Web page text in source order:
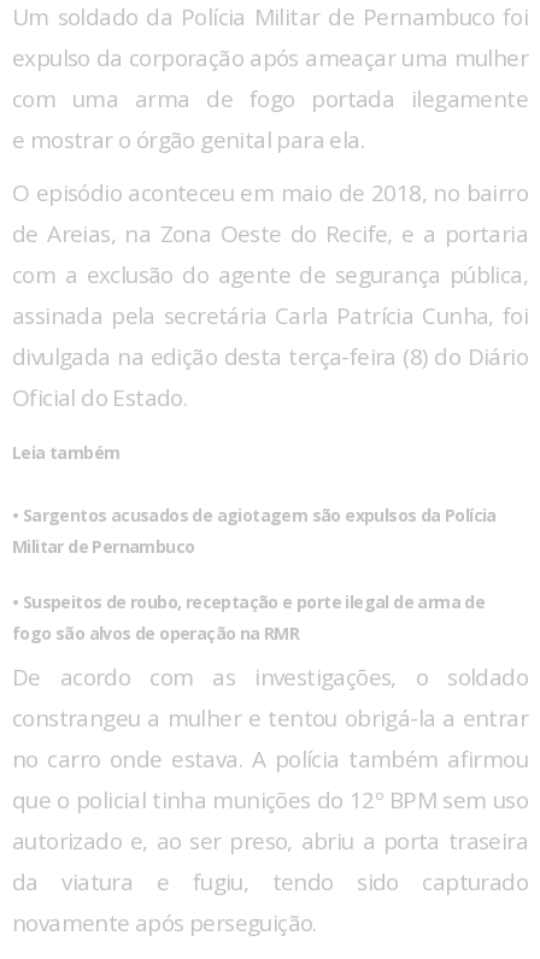
Um soldado da Polícia Militar de Pernambuco foi
expulso da corporação após ameaçar uma mulher
com uma arma de fogo portada ilegamente
e mostrar o órgão genital para ela.
O episódio aconteceu em maio de 2018, no bairro
de Areias, na Zona Oeste do Recife, e a portaria
com a exclusão do agente de segurança pública,
assinada pela secretária Carla Patrícia Cunha, foi
divulgada na edição desta terça-feira (8) do Diário
Oficial do Estado.
Leia também
• Sargentos acusados de agiotagem são expulsos da Polícia
Militar de Pernambuco
• Suspeitos de roubo, receptação e porte ilegal de arma de
fogo são alvos de operação na RMR
De acordo com as investigações, o soldado
constrangeu a mulher e tentou obrigá-la a entrar
no carro onde estava. A polícia também afirmou
que o policial tinha munições do 12º BPM sem uso
autorizado e, ao ser preso, abriu a porta traseira
da viatura e fugiu, tendo sido capturado
novamente após perseguição.